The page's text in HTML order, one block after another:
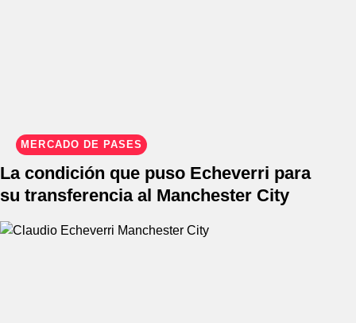
MERCADO DE PASES
La condición que puso Echeverri para
su transferencia al Manchester City